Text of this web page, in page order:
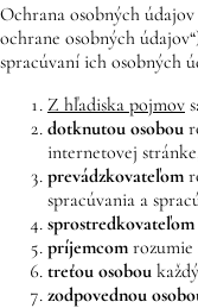
Ochrana osobných
ochrane osobných
spracúvaní ich osobných
Z hľadiska pojmov
dotknutou osobou
internetovej
prevádzkovateľom
spracúvania a
sprostredkovateľom
príjemcom rozumie
treťou osobou
zodpovednou